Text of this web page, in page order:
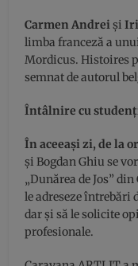
Carmen Andreiși
limba franceză a
Mordicus. Histoires
semnat de autorul
Întâlnire cu
În aceeași zi, de la
și Bogdan Ghiu se
„Dunărea de Jos”
le adreseze întrebări
dar și să le solicite
profesionale.